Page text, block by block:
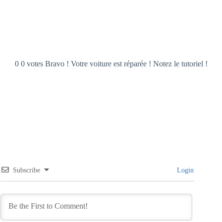
0 0 votes Bravo ! Votre voiture est réparée ! Notez le tutoriel !
Subscribe Login